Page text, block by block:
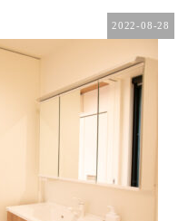
2022-08-28